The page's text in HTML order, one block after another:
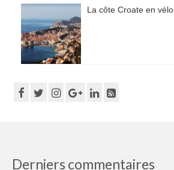
La côte Croate en vélo
Derniers commentaires